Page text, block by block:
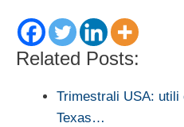
Related Posts:
Trimestrali USA:
Texas…